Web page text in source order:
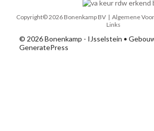
Copyright© 2026 Bonenkamp BV | Algemene
Links
© 2026 Bonenkamp - IJsselstein •
GeneratePress